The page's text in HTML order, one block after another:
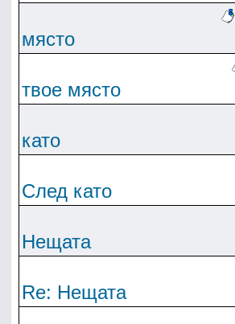
място
твое място
като
След като
Нещата
Re: Нещата